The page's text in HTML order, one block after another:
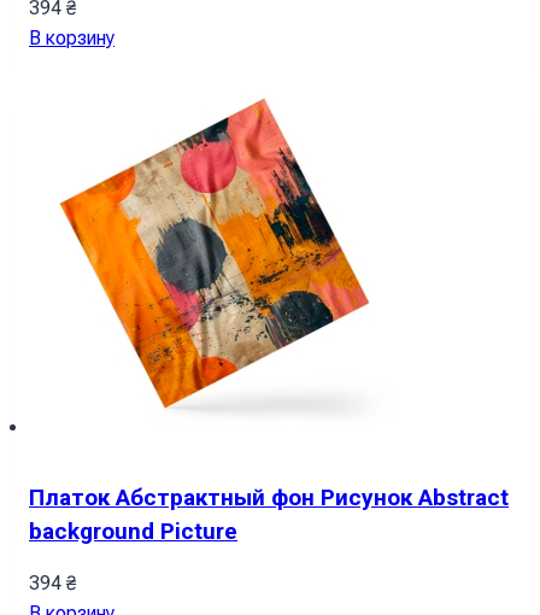
394 ₴
В корзину
Платок Абстрактный фон Рисунок Abstract
background Picture
394 ₴